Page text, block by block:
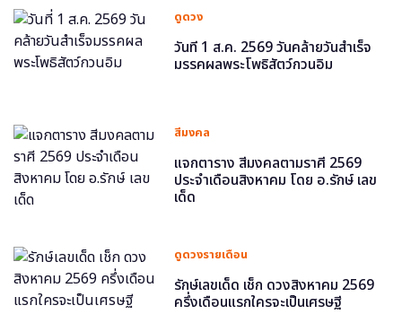
ดูดวง
วันที่ 1 ส.ค. 2569 วันคล้ายวันสำเร็จ
มรรคผลพระโพธิสัตว์กวนอิม
สีมงคล
แจกตาราง สีมงคลตามราศี 2569
ประจำเดือนสิงหาคม โดย อ.รักษ์ เลข
เด็ด
ดูดวงรายเดือน
รักษ์เลขเด็ด เช็ก ดวงสิงหาคม 2569
ครึ่งเดือนแรกใครจะเป็นเศรษฐี